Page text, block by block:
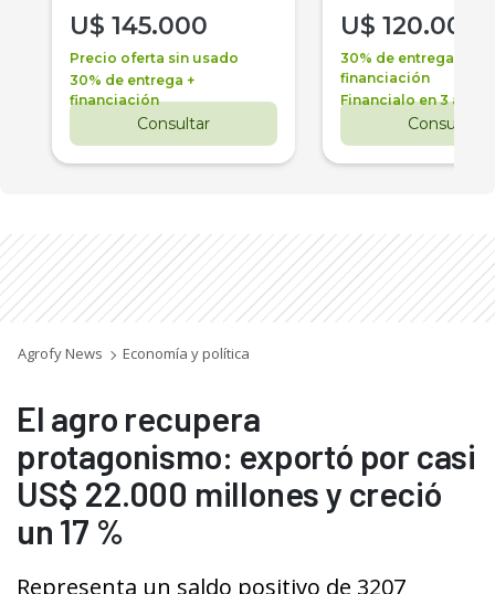
U$ 145.000
Precio oferta sin usado
30% de entrega +
financiación
Consultar
U$ 120.000
30% de entrega +
financiación
Financialo en 3 años
Consultar
Agrofy News Economía y política
El agro recupera
protagonismo: exportó por casi
US$ 22.000 millones y creció
un 17 %
Representa un saldo positivo de 3207